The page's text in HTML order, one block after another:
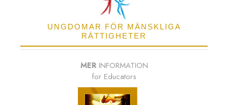
UNGDOMAR FÖR MÄNSKLIGA
RÄTTIGHETER
MER INFORMATION
for Educators